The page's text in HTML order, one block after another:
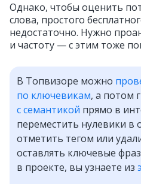
Однако, чтобы оценить
слова, простого
недостаточно. Нужно
и частоту — с этим тоже
В Топвизоре можно
по ключевикам, а потом
с семантикой прямо в
переместить нулевики в
отметить тегом или
оставлять ключевые
в проекте, вы узнаете из